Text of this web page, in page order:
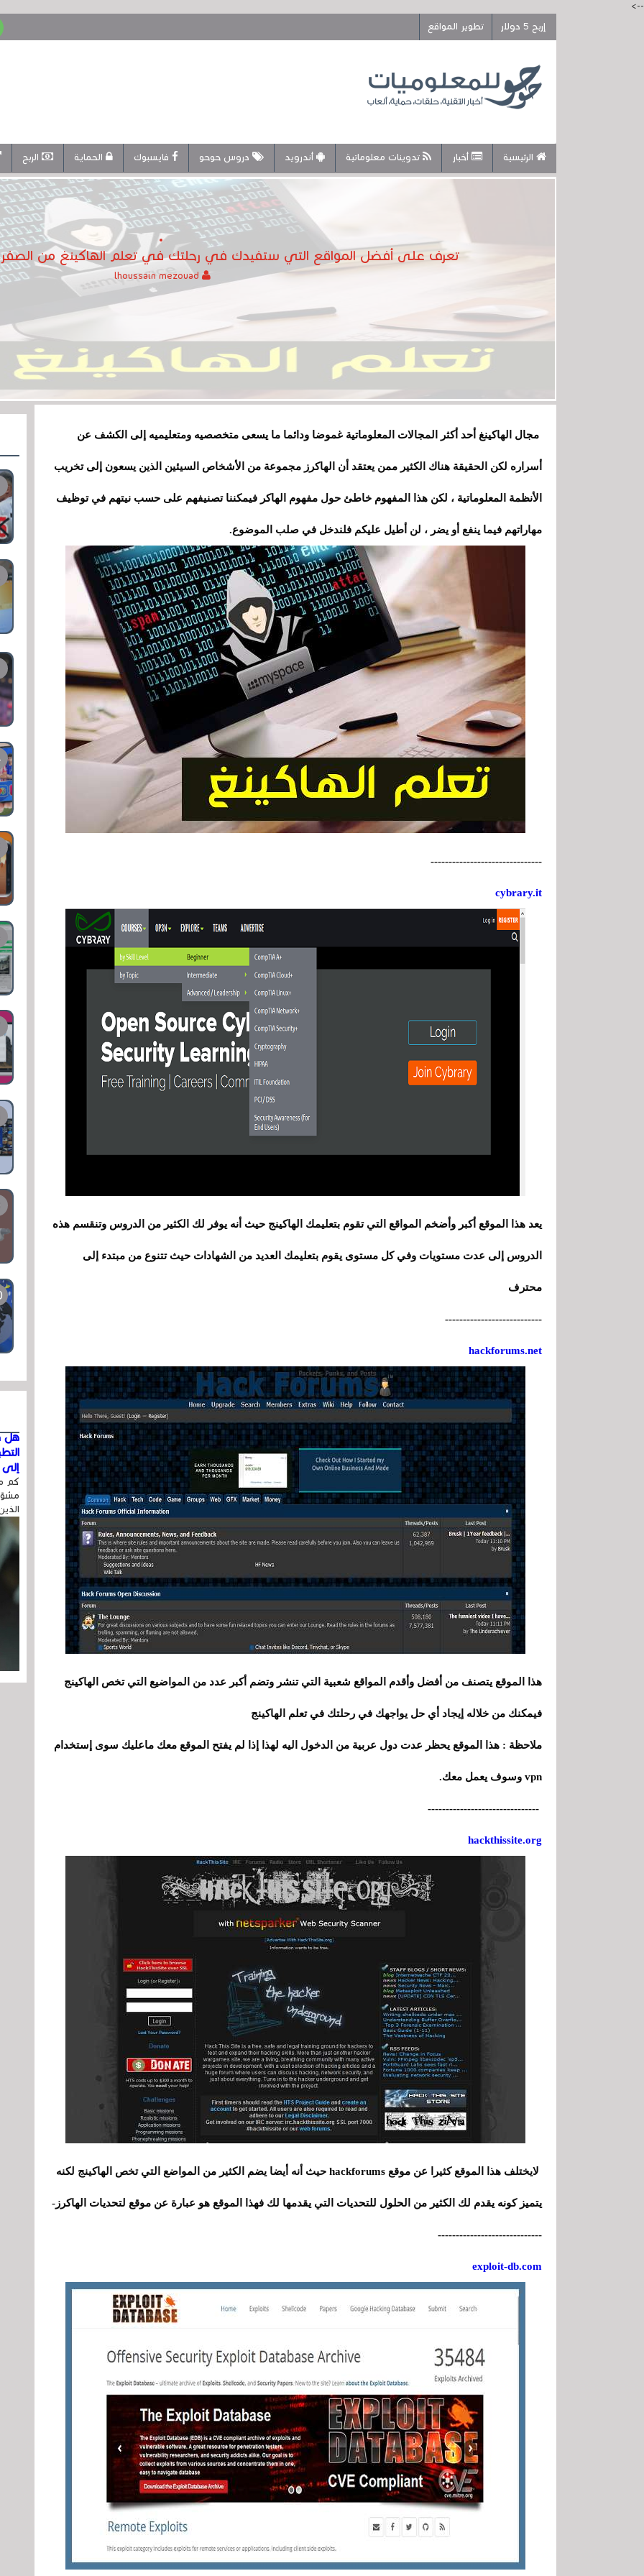
-->
إربح 5 دولار
تطوير المواقع
الرئيسية أخبار تدوينات معلوماتية أندرويد دروس حوحو فايسبوك الحماية الربح
تعرف على أفضل المواقع التي ستفيدك في رحلتك في تعلم الهاكينغ من
مجال الهاكينغ أحد أكثر المجالات المعلوماتية غموضا ودائما ما يسعى متخصصيه ومتعليميه إلى الكشف عن
أسراره لكن الحقيقة هناك الكثير ممن يعتقد أن الهاكرز مجموعة من الأشخاص السيئين الذين يسعون إلى تخريب
الأنظمة المعلوماتية ، لكن هذا المفهوم خاطئ حول مفهوم الهاكر فيمكننا تصنيفهم على حسب نيتهم في توظيف
مهاراتهم فيما ينفع أو يضر ، لن أطيل عليكم فلندخل في صلب الموضوع.
-------------------------------
cybrary.it
يعد هذا الموقع أكبر وأضخم المواقع التي تقوم بتعليمك الهاكينج حيث أنه يوفر لك الكثير من الدروس وتنقسم هذه
الدروس إلى عدت مستويات وفي كل مستوى يقوم بتعليمك العديد من الشهادات حيث تتنوع من مبتدء إلى
محترف
---------------------------
hackforums.net
هذا الموقع يتصنف من أفضل وأقدم المواقع شعبية التي تنشر وتضم أكبر عدد من المواضيع التي تخص الهاكينج
فيمكنك من خلاله إيجاد أي حل يواجهك في رحلتك في تعلم الهاكينج
ملاحظة : هذا الموقع يحظر عدت دول عربية من الدخول اليه لهذا إذا لم يفتح الموقع معك ماعليك سوى إستخدام
vpn وسوف يعمل معك.
-------------------------------
hackthissite.org
لايختلف هذا الموقع كثيرا عن موقع hackforums حيث أنه أيضا يضم الكثير من المواضع التي تخص الهاكينج لكنه
يتميز كونه يقدم لك الكثير من الحلول للتحديات التي يقدمها لك فهذا الموقع هو عبارة عن موقع لتحديات الهاكرز -
-----------------------------
exploit-db.com
هل
إلى
كم